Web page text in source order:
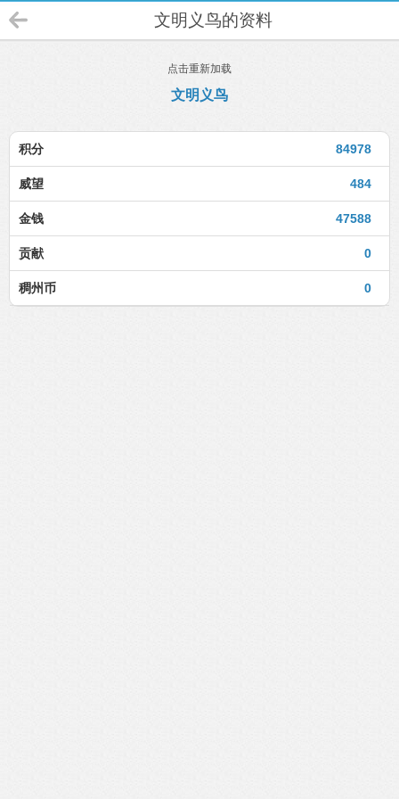
文明义鸟的资料
点击重新加载
文明义鸟
84978
积分
484
威望
47588
金钱
0
贡献
0
稠州币